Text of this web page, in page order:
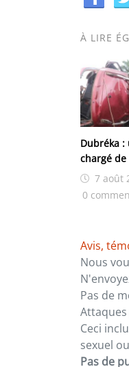
À LIRE
Dubréka :
chargé
de
7 août
0
Avis,
Nous
Pas de
Ceci
sexuel
Pas de